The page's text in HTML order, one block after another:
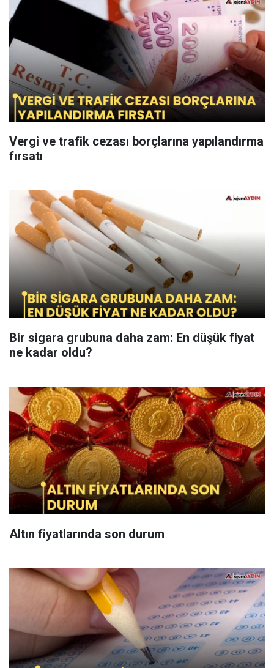
Vergi ve trafik cezası borçlarına yapılandırma
fırsatı
Bir sigara grubuna daha zam: En düşük fiyat
ne kadar oldu?
Altın fiyatlarında son durum